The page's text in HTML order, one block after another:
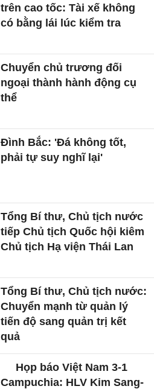
trên cao tốc: Tài xế không
có bằng lái lúc kiểm tra
Chuyển chủ trương đối
ngoại thành hành động cụ
thể
Đình Bắc: 'Đá không tốt,
phải tự suy nghĩ lại'
Tổng Bí thư, Chủ tịch nước
tiếp Chủ tịch Quốc hội kiêm
Chủ tịch Hạ viện Thái Lan
Tổng Bí thư, Chủ tịch nước:
Chuyển mạnh từ quản lý
tiến độ sang quản trị kết
quả
Họp báo Việt Nam 3-1
Campuchia: HLV Kim Sang-